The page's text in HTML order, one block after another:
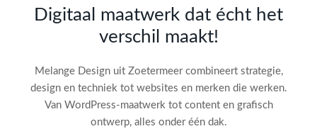
de SEO-
audit
Digitaal maatwerk dat écht het
verschil maakt!
Melange Design uit Zoetermeer combineert strategie,
design en techniek tot websites en merken die werken.
Van WordPress-maatwerk tot content en grafisch
ontwerp, alles onder één dak.